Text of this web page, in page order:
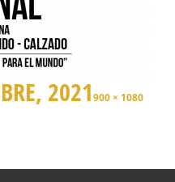
2021900 × 1080